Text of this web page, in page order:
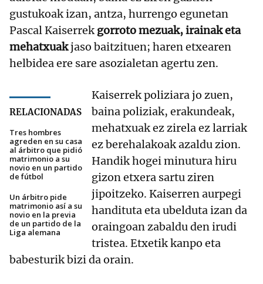
gustukoak izan, antza, hurrengo egunetan
Pascal Kaiserrekgorroto mezuak, irainak eta
mehatxuakjaso baitzituen; haren etxearen
helbidea ere sare asozialetan agertu zen.
RELACIONADAS
Tres hombres
agreden en su casa
al árbitro que pidió
matrimonio a su
novio en un partido
de fútbol
Un árbitro pide
matrimonio así a su
novio en la previa
de un partido de la
Liga alemana
Kaiserrek poliziara jo zuen,
baina poliziak, erakundeak,
mehatxuak ez zirela ez larriak
ez berehalakoak azaldu zion.
Handik hogei minutura hiru
gizon etxera sartu ziren
jipoitzeko. Kaiserren aurpegi
handituta eta ubelduta izan da
oraingoan zabaldu den irudi
tristea. Etxetik kanpo eta
babesturik bizi da orain.